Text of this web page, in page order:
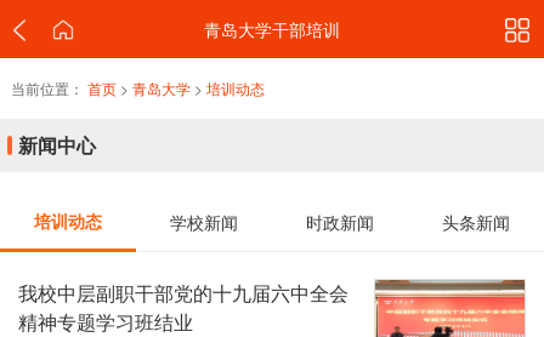
青岛大学干部培训
当前位置： 首页> 青岛大学> 培训动态
新闻中心
培训动态 学校新闻 时政新闻 头条新闻
我校中层副职干部党的十九届六中全会
精神专题学习班结业